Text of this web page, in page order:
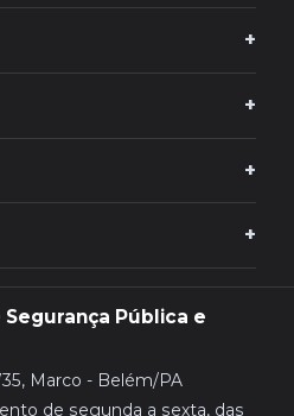
Pública e
Marco - Belém/PA
de segunda a sexta, das